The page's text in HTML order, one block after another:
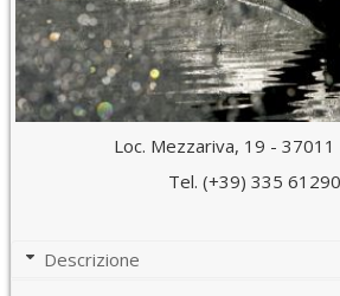
Loc. Mezzariva, 19 - 37011
Tel. (+39) 335
Descrizione